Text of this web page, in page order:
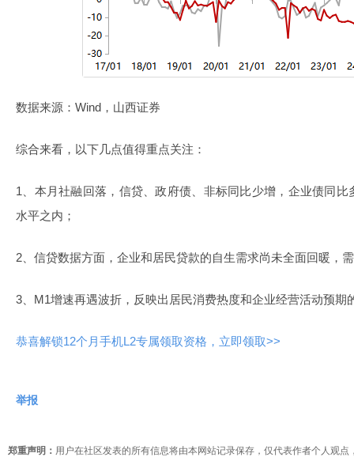
数据来源：Wind，山西证券
综合来看，以下几点值得重点关注：
1、本月社融回落，信贷、政府债、非标同比少增，企业债同
水平之内；
2、信贷数据方面，企业和居民贷款的自生需求尚未全面回暖，
3、M1增速再遇波折，反映出居民消费热度和企业经营活动预期
恭喜解锁12个月手机L2专属领取资格，立即领取>>
举报
郑重声明： 用户在社区发表的所有信息将由本网站记录保存，仅代表作者个人观